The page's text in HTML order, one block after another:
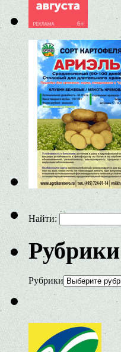
Найти:
Рубрики
Рубрики